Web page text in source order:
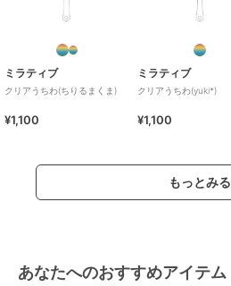
ミラティブ
クリアうちわ(ちりるまくま)
¥1,100
ミラティブ
クリアうちわ(yuki*)
¥1,100
もっとみる
あなたへのおすすめアイテム